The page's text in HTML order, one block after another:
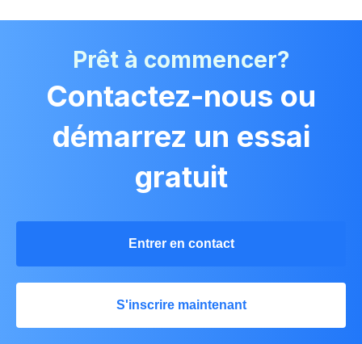
Prêt à commencer?
Contactez-nous ou
démarrez un essai
gratuit
Entrer en contact
S'inscrire maintenant